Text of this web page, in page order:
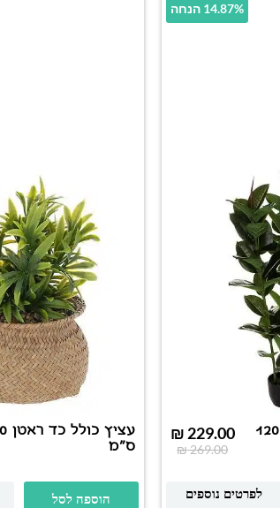
14.87% הנחה
עץ פיקוס רובוסטה 120
₪269.00
₪229.00
לפרטים נוספים
עציץ
ס"מ
הוספה לסל